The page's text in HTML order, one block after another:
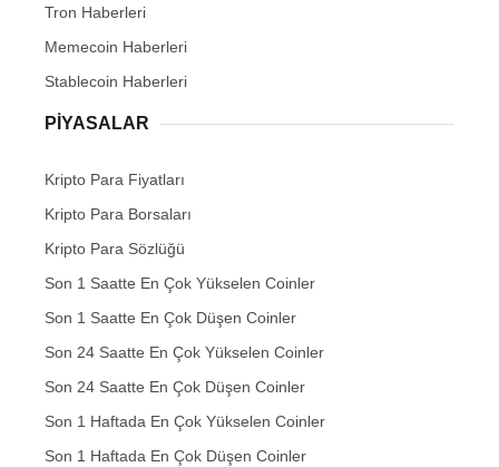
Tron Haberleri
Memecoin Haberleri
Stablecoin Haberleri
PIYASALAR
Kripto Para Fiyatları
Kripto Para Borsaları
Kripto Para Sözlüğü
Son 1 Saatte En Çok Yükselen Coinler
Son 1 Saatte En Çok Düşen Coinler
Son 24 Saatte En Çok Yükselen Coinler
Son 24 Saatte En Çok Düşen Coinler
Son 1 Haftada En Çok Yükselen Coinler
Son 1 Haftada En Çok Düşen Coinler